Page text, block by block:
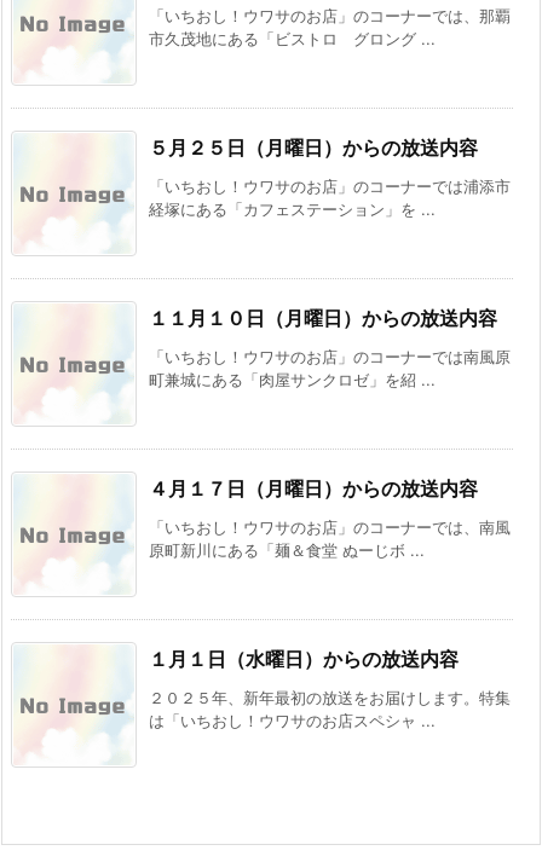
「いちおし！ウワサのお店」のコーナーでは、那覇
市久茂地にある「ビストロ グロング ...
５月２５日（月曜日）からの放送内容
「いちおし！ウワサのお店」のコーナーでは浦添市
経塚にある「カフェステーション」を ...
１１月１０日（月曜日）からの放送内容
「いちおし！ウワサのお店」のコーナーでは南風原
町兼城にある「肉屋サンクロゼ」を紹 ...
４月１７日（月曜日）からの放送内容
「いちおし！ウワサのお店」のコーナーでは、南風
原町新川にある「麺＆食堂 ぬーじボ ...
１月１日（水曜日）からの放送内容
２０２５年、新年最初の放送をお届けします。特集
は「いちおし！ウワサのお店スペシャ ...